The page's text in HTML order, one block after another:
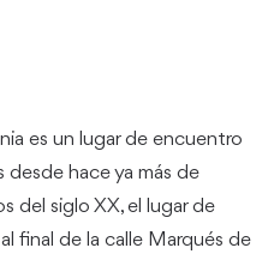
es un lugar de encuentro
hace ya más de
del siglo XX, el lugar de
final de la calle Marqués de